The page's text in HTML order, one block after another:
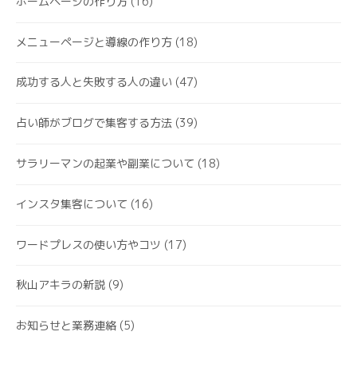
メニューページと導線の作り方 (18)
成功する人と失敗する人の違い (47)
占い師がブログで集客する方法 (39)
サラリーマンの起業や副業について (18)
インスタ集客について (16)
ワードプレスの使い方やコツ (17)
秋山アキラの新説 (9)
お知らせと業務連絡 (5)